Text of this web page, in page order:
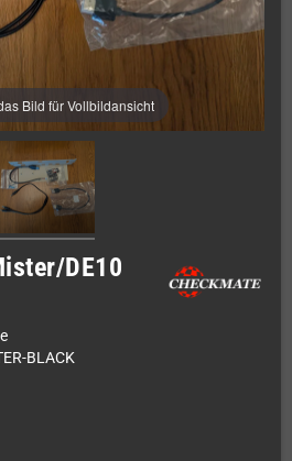
Bild für Vollbildansicht
DE10
BLACK